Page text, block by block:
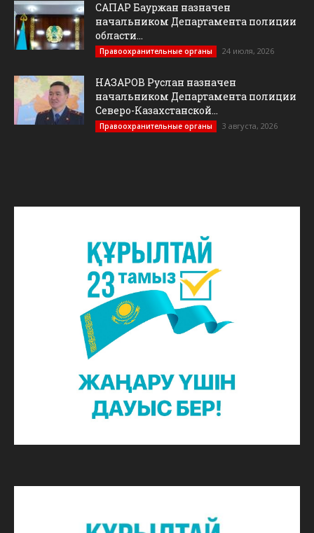
САПАР Бауржан назначен
начальником Департамента полиции
области...
Правоохранительные органы 24 июля, 2026
НАЗАРОВ Руслан назначен
начальником Департамента полиции
Северо-Казахстанской...
Правоохранительные органы 3 августа, 2026